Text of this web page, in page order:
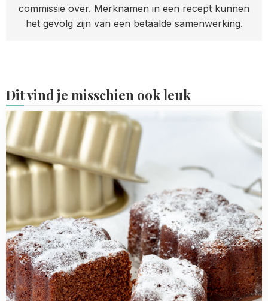
commissie over. Merknamen in een recept kunnen
het gevolg zijn van een betaalde samenwerking.
Dit vind je misschien ook leuk
Read
more
about
Chocoladecakejes